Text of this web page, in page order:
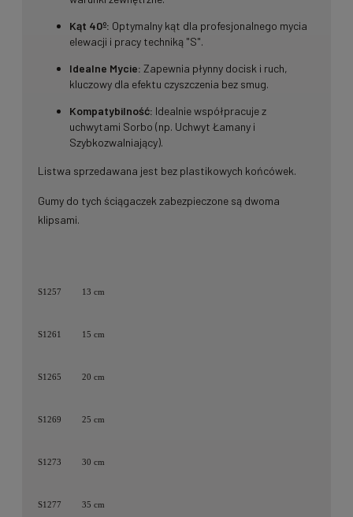
Kąt 40º: Optymalny kąt dla profesjonalnego mycia
elewacji i pracy techniką "S".
Idealne Mycie: Zapewnia płynny docisk i ruch,
kluczowy dla efektu czyszczenia bez smug.
Kompatybilność: Idealnie współpracuje z
uchwytami Sorbo (np. Uchwyt Łamany i
Szybkozwalniający).
Listwa sprzedawana jest bez plastikowych końcówek.
Gumy do tych ściągaczek zabezpieczone są dwoma
klipsami.
S1257 13 cm
S1261 15 cm
S1265 20 cm
S1269 25 cm
S1273 30 cm
S1277 35 cm